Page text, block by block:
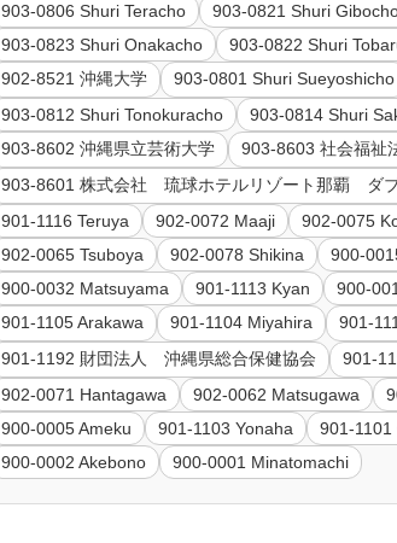
903-0806 Shuri Teracho
903-0821 Shuri
903-0823 Shuri Onakacho
903-0822 Shuri
902-8521 沖縄大学
903-0801 Shuri Sueyoshicho
903-0812 Shuri Tonokuracho
903-0814 Shuri
903-8602 沖縄県立芸術大学
903-8603 社会福
903-8601 株式会社 琉球ホテルリゾート那覇 ダ
901-1116 Teruya
902-0072 Maaji 902-0075
902-0065 Tsuboya
902-0078 Shikina 900-
900-0032 Matsuyama
901-1113 Kyan 900-
901-1105 Arakawa
901-1104 Miyahira 901-
901-1192 財団法人 沖縄県総合保健協会
901-
902-0071 Hantagawa
902-0062 Matsugawa
900-0005 Ameku
901-1103 Yonaha 901-1101
900-0002 Akebono
900-0001 Minatomachi